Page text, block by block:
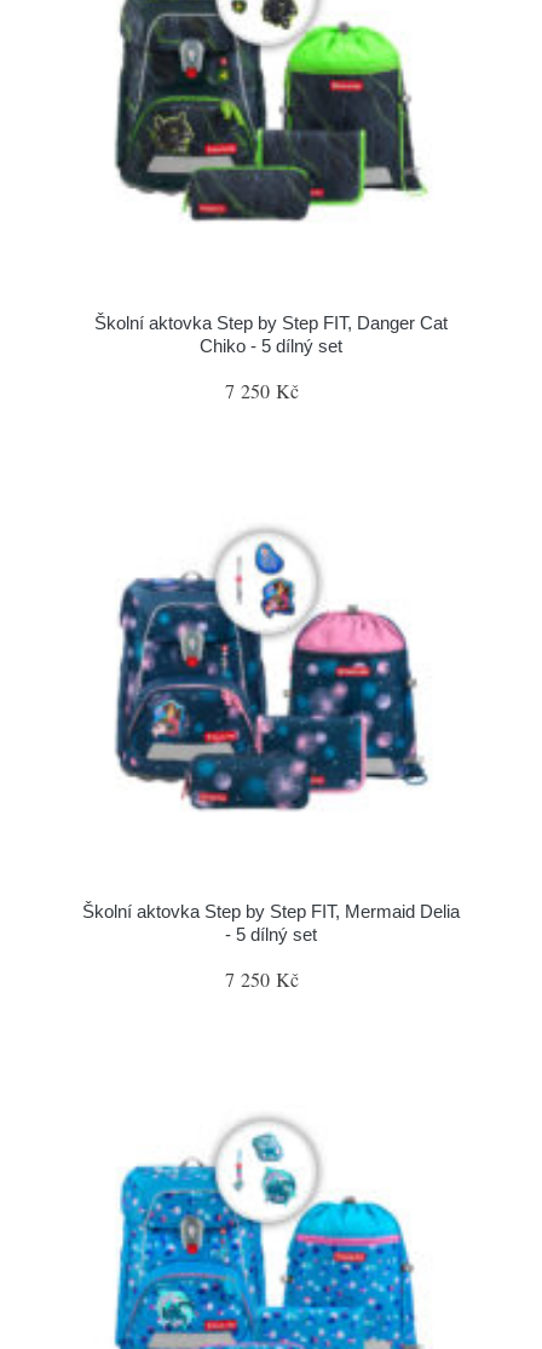
Školní aktovka Step by Step FIT, Danger Cat
Chiko - 5 dílný set
7 250 Kč
Školní aktovka Step by Step FIT, Mermaid Delia
- 5 dílný set
7 250 Kč